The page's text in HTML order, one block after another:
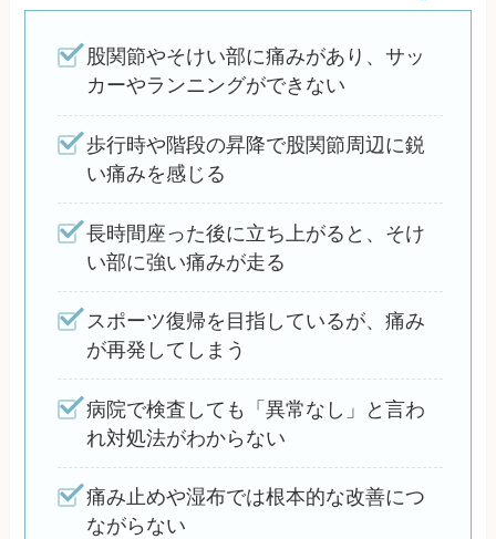
股関節やそけい部に痛みがあり、サッ
カーやランニングができない
歩行時や階段の昇降で股関節周辺に鋭
い痛みを感じる
長時間座った後に立ち上がると、そけ
い部に強い痛みが走る
スポーツ復帰を目指しているが、痛み
が再発してしまう
病院で検査しても「異常なし」と言わ
れ対処法がわからない
痛み止めや湿布では根本的な改善につ
ながらない